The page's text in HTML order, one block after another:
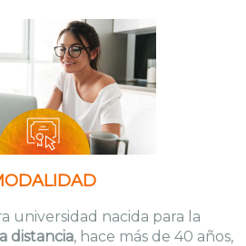
universidad nacida para la
distancia, hace más de 40 años,